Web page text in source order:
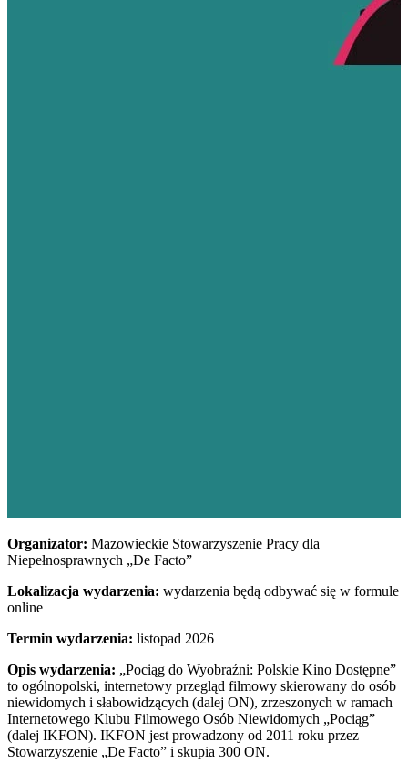
Organizator: Mazowieckie Stowarzyszenie Pracy dla
Niepełnosprawnych „De Facto”
Lokalizacja wydarzenia: wydarzenia będą odbywać się w formule
online
Termin wydarzenia: listopad 2026
Opis wydarzenia: „Pociąg do Wyobraźni: Polskie Kino Dostępne”
to ogólnopolski, internetowy przegląd filmowy skierowany do osób
niewidomych i słabowidzących (dalej ON), zrzeszonych w ramach
Internetowego Klubu Filmowego Osób Niewidomych „Pociąg”
(dalej IKFON). IKFON jest prowadzony od 2011 roku przez
Stowarzyszenie „De Facto” i skupia 300 ON.